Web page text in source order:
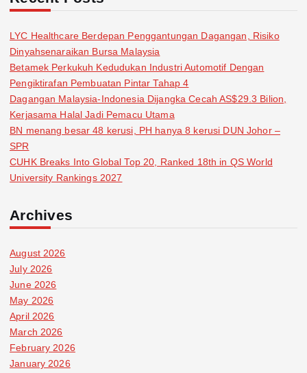
LYC Healthcare Berdepan Penggantungan Dagangan, Risiko
Dinyahsenaraikan Bursa Malaysia
Betamek Perkukuh Kedudukan Industri Automotif Dengan
Pengiktirafan Pembuatan Pintar Tahap 4
Dagangan Malaysia-Indonesia Dijangka Cecah AS$29.3 Bilion,
Kerjasama Halal Jadi Pemacu Utama
BN menang besar 48 kerusi, PH hanya 8 kerusi DUN Johor –
SPR
CUHK Breaks Into Global Top 20, Ranked 18th in QS World
University Rankings 2027
Archives
August 2026
July 2026
June 2026
May 2026
April 2026
March 2026
February 2026
January 2026